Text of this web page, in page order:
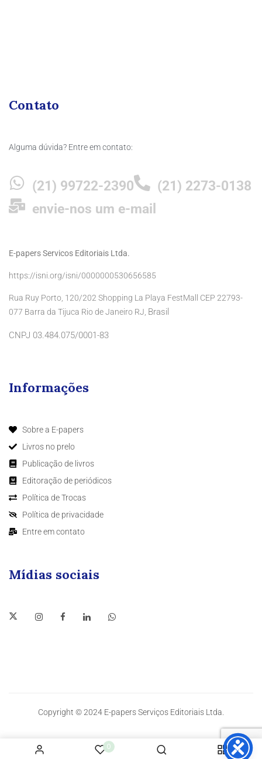
0
Contato
Alguma dúvida? Entre em contato:
(21) 99722-2390
(21) 2273-0138
envie-nos um e-mail
E-papers Servicos Editoriais Ltda.
https://isni.org/isni/0000000530656585
Rua Ruy Porto, 120/202 Shopping La Playa FestMall CEP 22793-
077 Barra da Tijuca Rio de Janeiro RJ, Brasil
CNPJ 03.484.075/0001-83
Informações
Sobre a E-papers
Livros no prelo
Publicação de livros
Editoração de periódicos
Política de Trocas
Política de privacidade
Entre em contato
Mídias sociais
Copyright © 2024 E-papers Serviços Editoriais Ltda.